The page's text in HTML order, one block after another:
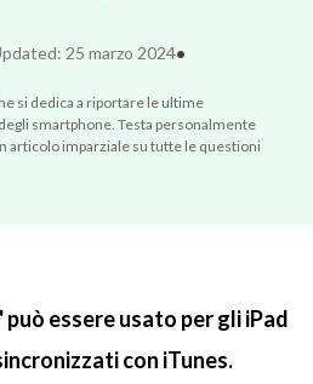
25 marzo 2024•
si dedica a riportare le ultime
smartphone. Testa personalmente
articolo imparziale su tutte le questioni
può essere usato per gli iPad
con iTunes.